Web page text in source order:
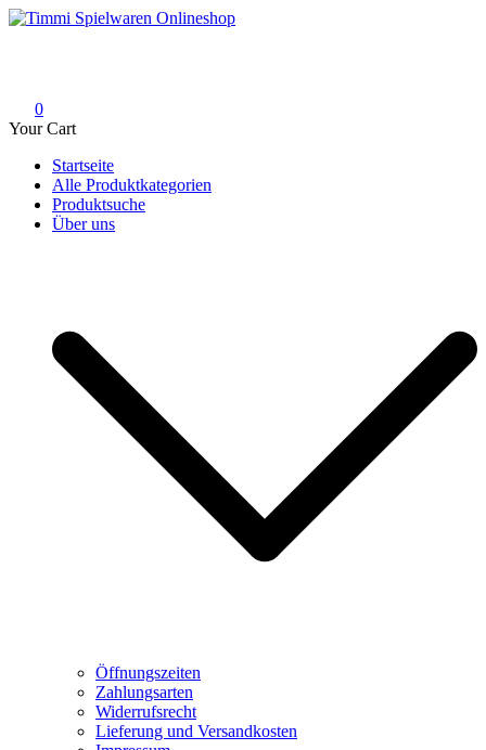
Skip
0
Your Cart
Startseite
Alle Produktkategorien
Produktsuche
Über uns
Öffnungszeiten
Zahlungsarten
Widerrufsrecht
Lieferung und Versandkosten